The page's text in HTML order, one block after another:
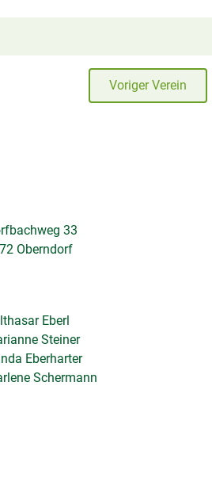
Voriger Verein
33
Oberndorf
Eberl
Steiner
Eberharter
Schermann